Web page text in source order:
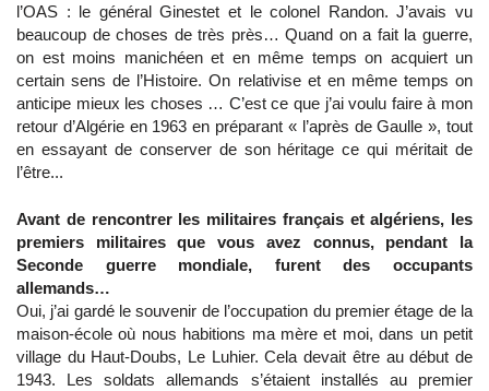
l’OAS : le général Ginestet et le colonel Randon. J’avais vu
beaucoup de choses de très près… Quand on a fait la guerre,
on est moins manichéen et en même temps on acquiert un
certain sens de l’Histoire. On relativise et en même temps on
anticipe mieux les choses … C’est ce que j’ai voulu faire à mon
retour d’Algérie en 1963 en préparant « l’après de Gaulle », tout
en essayant de conserver de son héritage ce qui méritait de
l’être...
Avant de rencontrer les militaires français et algériens, les
premiers militaires que vous avez connus, pendant la
Seconde guerre mondiale, furent des occupants
allemands…
Oui, j’ai gardé le souvenir de l’occupation du premier étage de la
maison-école où nous habitions ma mère et moi, dans un petit
village du Haut-Doubs, Le Luhier. Cela devait être au début de
1943. Les soldats allemands s’étaient installés au premier